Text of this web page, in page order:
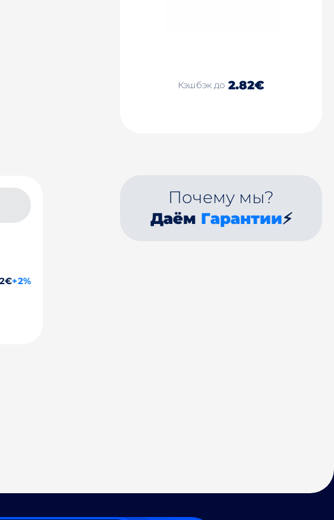
Кэшбэк до 2.82€
+2%
Почему мы?
Даём Гарантии⚡